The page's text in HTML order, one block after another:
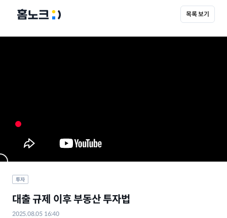
목록 보기
투자
대출 규제 이후 부동산 투자법
2025.08.05 16:40